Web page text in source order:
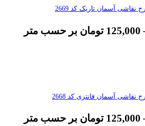
آسمان تاریک کد 2669
125,000 تومان بر حسب متر
آسمان فانتزی کد 2668
125,000 تومان بر حسب متر